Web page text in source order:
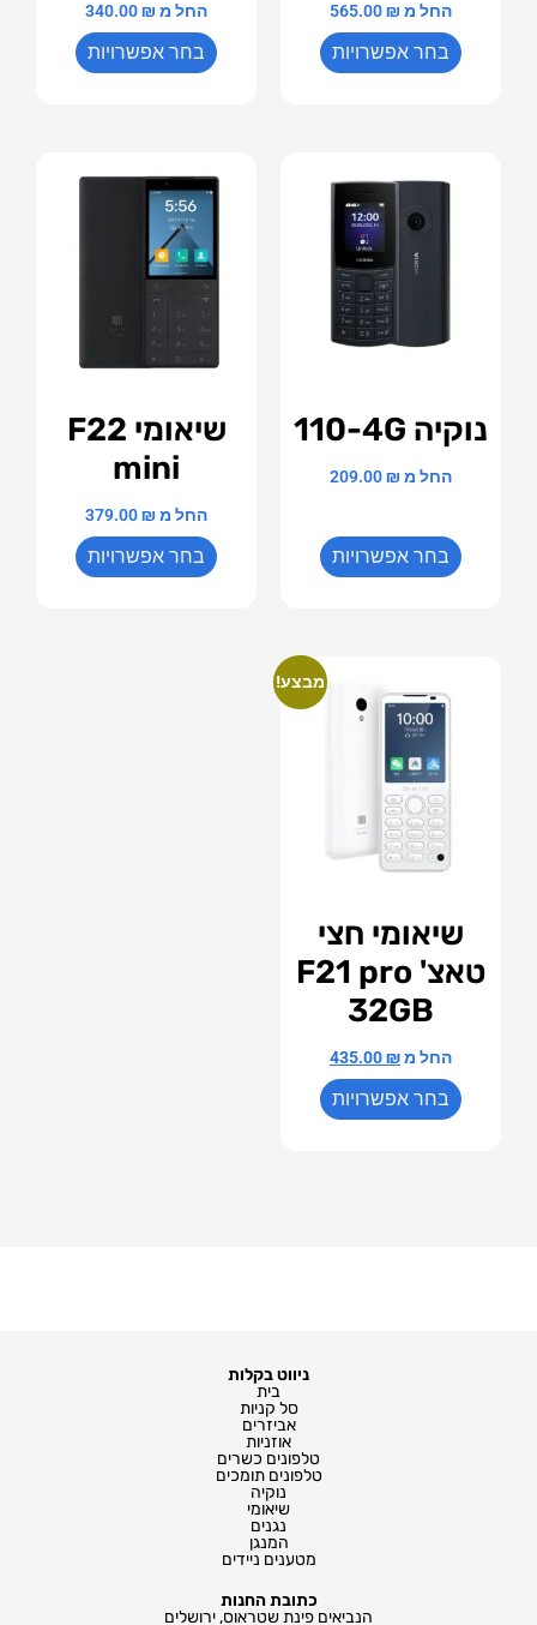
החל מ 565.00₪
בחר אפשרויות
החל מ 340.00₪
בחר אפשרויות
נוקיה 110-4G
החל מ 209.00₪
בחר אפשרויות
שיאומי F22
mini
החל מ 379.00₪
בחר אפשרויות
מבצע!
שיאומי חצי
טאצ' F21 pro
32GB
החל מ 435.00₪
בחר אפשרויות
ניווט בקלות
בית
סל קניות
אביזרים
אוזניות
טלפונים כשרים
טלפונים תומכים
נוקיה
שיאומי
נגנים
המנגן
מטענים ניידים
כתובת החנות
הנביאים פינת שטראוס, ירושלים